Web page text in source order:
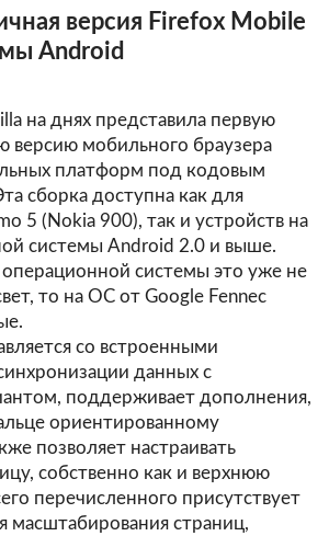
версия Firefox Mobile
Android
на днях представила первую
версию мобильного браузера
платформ под кодовым
сборка доступна как для
5 (Nokia 900), так и устройств на
системы Android 2.0 и выше.
операционной системы это уже не
то на ОС от Google Fennec
со встроенными
данных с
поддерживает дополнения,
ориентированному
позволяет настраивать
собственно как и верхнюю
перечисленного присутствует
масштабирования страниц,